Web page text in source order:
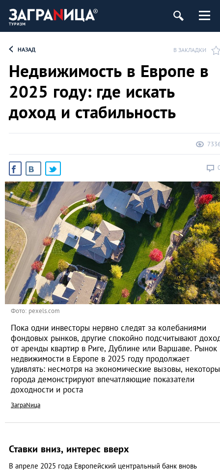
НАЗАД В ЗАКЛАДКИ
Недвижимость в Европе в
2025 году: где искать
доход и стабильность
Фото: pexels.com
Пока одни инвесторы нервно следят за колебаниями
фондовых рынков, другие спокойно подсчитывают
от аренды квартир в Риге, Дублине или Варшаве. Рынок
недвижимости в Европе в 2025 году продолжает
удивлять: несмотря на экономические вызовы,
города демонстрируют впечатляющие показатели
доходности и роста
ЗаграNица
Ставки вниз, интерес вверх
В апреле 2025 года Европейский центральный банк вновь